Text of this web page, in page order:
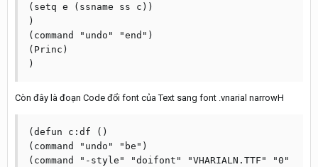
(setq e (ssname ss c))
)
(command "undo" "end")
(Princ)
Còn đây là đoạn Code đổi font của Text sang font .vnarial narrowH
(defun c:df ()
(command "undo" "be")
(command "-style" "doifont" "VHARIALN.TTF" "0"